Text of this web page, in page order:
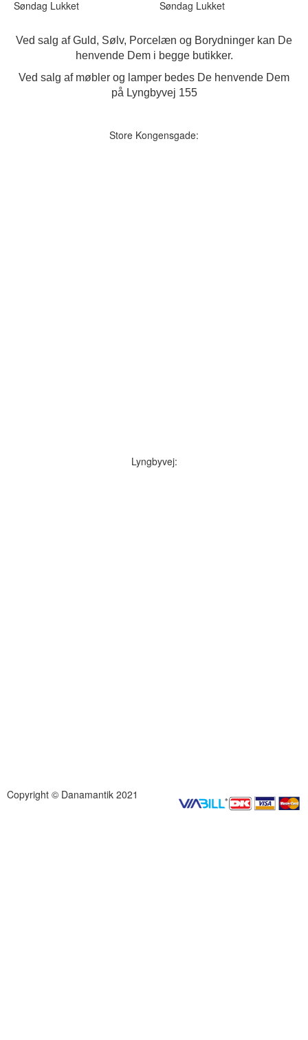
Søndag Lukket Søndag Lukket
Ved salg af Guld, Sølv, Porcelæn og Borydninger kan De
henvende Dem i begge butikker.
Ved salg af møbler og lamper bedes De henvende Dem
på Lyngbyvej 155
Store Kongensgade:
Lyngbyvej:
Copyright © Danamantik 2021